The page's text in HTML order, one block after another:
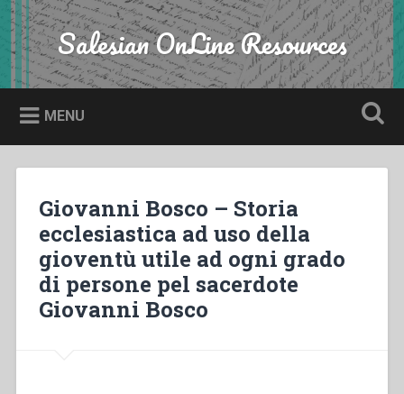
Skip
to
content
Search Salesian OnLine Resources
MENU
Giovanni Bosco – Storia
ecclesiastica ad uso della
gioventù utile ad ogni grado
di persone pel sacerdote
Giovanni Bosco